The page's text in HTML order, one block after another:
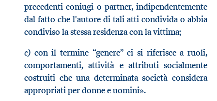
precedenti coniugi o partner, indipendentemente
dal fatto che l'autore di tali atti condivida o abbia
condiviso la stessa residenza con la vittima;
c) con il termine “genere” ci si riferisce a ruoli,
comportamenti, attività e attributi socialmente
costruiti che una determinata società considera
appropriati per donne e uomini».